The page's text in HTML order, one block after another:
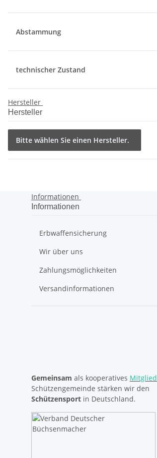
Abstammung
technischer Zustand
Hersteller
Hersteller
Bitte wählen Sie einen Hersteller.
Informationen
Informationen
Erbwaffensicherung
Wir über uns
Zahlungsmöglichkeiten
Versandinformationen
Gemeinsam als kooperatives Mitglied
Schützengemeinde stärken wir den
Schützensport in Deutschland.